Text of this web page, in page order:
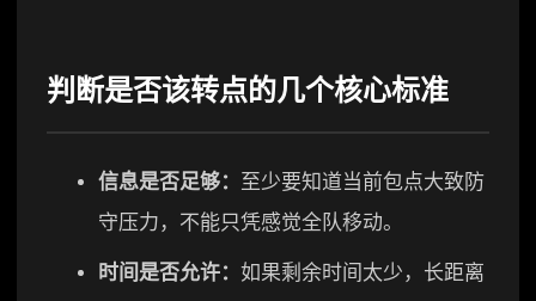
判断是否该转点的几个核心标准
信息是否足够： 至少要知道当前包点大致防
守压力，不能只凭感觉全队移动。
时间是否允许： 如果剩余时间太少，长距离